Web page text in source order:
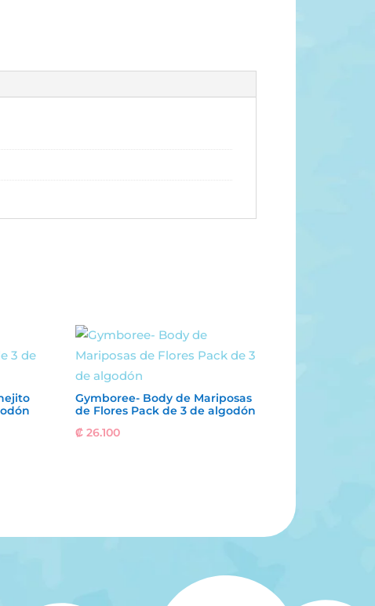
Gymboree- Body de Mariposas
de Flores Pack de 3 de algodón
₡ 26.100